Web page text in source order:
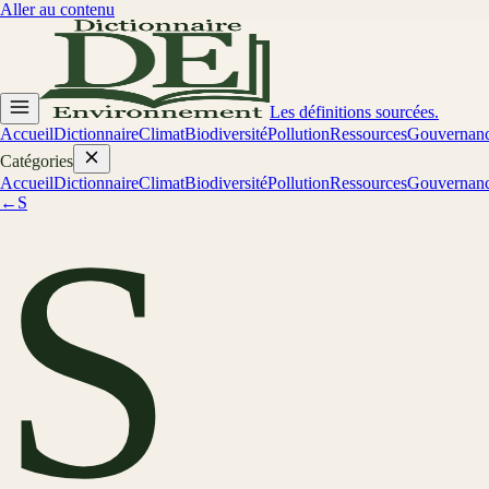
Aller au contenu
Les définitions sourcées.
AccueilDictionnaireClimatBiodiversitéPollutionRessources
Catégories
AccueilDictionnaireClimatBiodiversitéPollutionRessources
← SS